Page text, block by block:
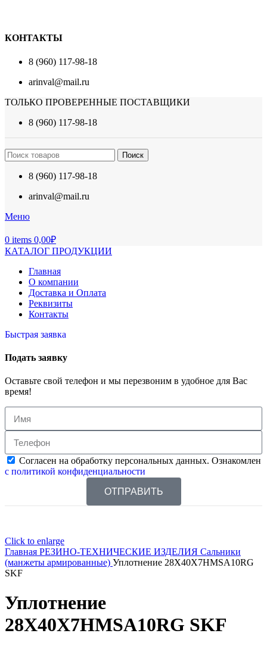
КОНТАКТЫ
8 (960) 117-98-18
arinval@mail.ru
ТОЛЬКО ПРОВЕРЕННЫЕ ПОСТАВЩИКИ
8 (960) 117-98-18
Поиск
8 (960) 117-98-18
arinval@mail.ru
Меню
0 items 0,00₽
КАТАЛОГ ПРОДУКЦИИ
Главная
О компании
Доставка и Оплата
Реквизиты
Контакты
Быстрая заявка
Подать заявку
Оставьте свой телефон и мы перезвоним в удобное для Вас
время!
Согласен на обработку персональных данных. Ознакомлен
с политикой конфиденциальности
ОТПРАВИТЬ
Click to enlarge
Главная РЕЗИНО-ТЕХНИЧЕСКИЕ ИЗДЕЛИЯ Сальники
(манжеты армированные) Уплотнение 28X40X7HMSA10RG
SKF
Уплотнение
28X40X7HMSA10RG SKF